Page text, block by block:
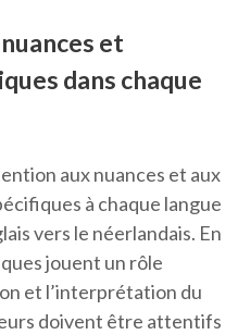
et
dans chaque
aux nuances et aux
à chaque langue
vers le néerlandais. En
jouent un rôle
et l’interprétation du
doivent être attentifs